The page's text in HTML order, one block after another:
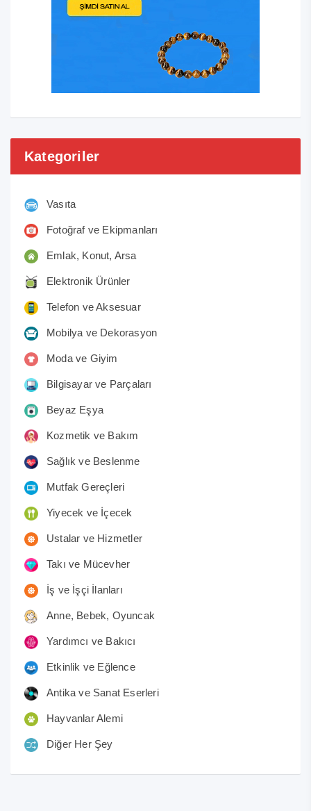
Kategoriler
Vasıta
Fotoğraf ve Ekipmanları
Emlak, Konut, Arsa
Elektronik Ürünler
Telefon ve Aksesuar
Mobilya ve Dekorasyon
Moda ve Giyim
Bilgisayar ve Parçaları
Beyaz Eşya
Kozmetik ve Bakım
Sağlık ve Beslenme
Mutfak Gereçleri
Yiyecek ve İçecek
Ustalar ve Hizmetler
Takı ve Mücevher
İş ve İşçi İlanları
Anne, Bebek, Oyuncak
Yardımcı ve Bakıcı
Etkinlik ve Eğlence
Antika ve Sanat Eserleri
Hayvanlar Alemi
Diğer Her Şey